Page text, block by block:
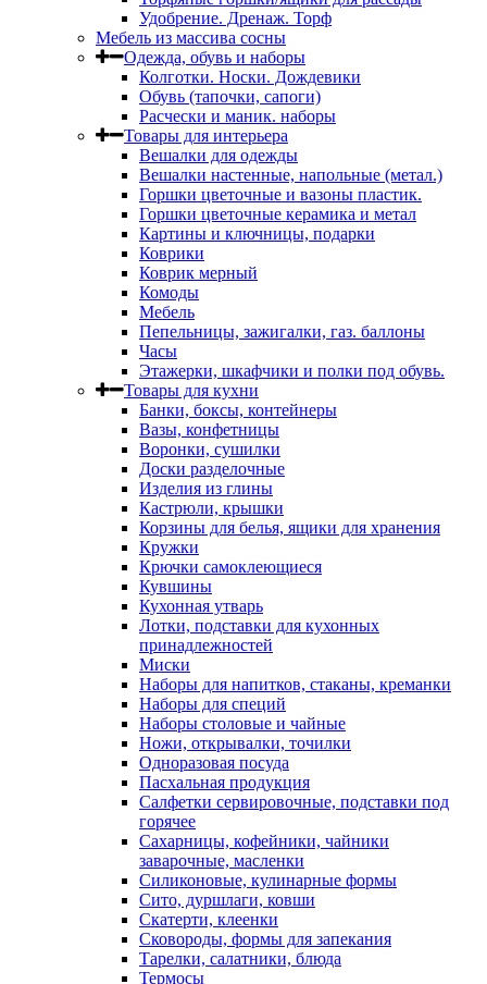
Удобрение. Дренаж. Торф
Мебель из массива сосны
Одежда, обувь и наборы
Колготки. Носки. Дождевики
Обувь (тапочки, сапоги)
Расчески и маник. наборы
Товары для интерьера
Вешалки для одежды
Вешалки настенные, напольные (метал.)
Горшки цветочные и вазоны пластик.
Горшки цветочные керамика и метал
Картины и ключницы, подарки
Коврики
Коврик мерный
Комоды
Мебель
Пепельницы, зажигалки, газ. баллоны
Часы
Этажерки, шкафчики и полки под обувь.
Товары для кухни
Банки, боксы, контейнеры
Вазы, конфетницы
Воронки, сушилки
Доски разделочные
Изделия из глины
Кастрюли, крышки
Корзины для белья, ящики для хранения
Кружки
Крючки самоклеющиеся
Кувшины
Кухонная утварь
Лотки, подставки для кухонных
принадлежностей
Миски
Наборы для напитков, стаканы, креманки
Наборы для специй
Наборы столовые и чайные
Ножи, открывалки, точилки
Одноразовая посуда
Пасхальная продукция
Салфетки сервировочные, подставки под
горячее
Сахарницы, кофейники, чайники
заварочные, масленки
Силиконовые, кулинарные формы
Сито, дуршлаги, ковши
Скатерти, клеенки
Сковороды, формы для запекания
Тарелки, салатники, блюда
Термосы